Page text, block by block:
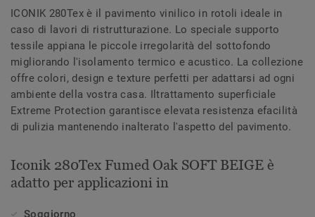
ICONIK 280Tex è il pavimento vinilico in rotoli ideale in
caso di lavori di ristrutturazione. Lo speciale supporto
tessile appiana le piccole irregolarità del sottofondo
migliorando l'isolamento termico e acustico. La collezione
offre colori, design e texture perfetti per adattarsi ad ogni
ambiente della vostra casa. Iltrattamento superficiale
Extreme Protection garantisce elevata resistenza efacilità
di pulizia mantenendo inalterato l'aspetto del pavimento.
Iconik 280Tex Fumed Oak SOFT BEIGE è
adatto per applicazioni in
Soggiorno